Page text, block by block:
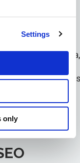
Settings
only
verkkosivuston
sitten
muulla alalla,
Sen sijaan, että
hotelliisi,
olevista
korostaa
sinut